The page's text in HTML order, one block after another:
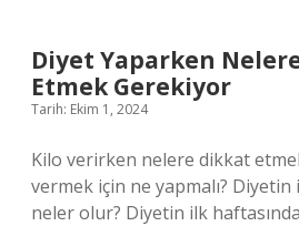
Diyet Yaparken
Etmek Gerekiyor
Tarih: Ekim 1, 2024
Kilo verirken nelere dikkat
vermek için ne yapmalı?
neler olur? Diyetin ilk